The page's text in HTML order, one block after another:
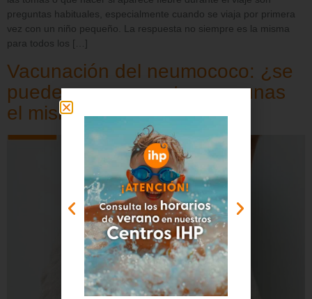
preguntas habituales, especialmente cuando se viaja por primera
vez con un niño pequeño. La respuesta no siempre es la misma
para todos los […]
Vacunación del neumococo: ¿se
puede poner con otras vacunas
el mismo día?